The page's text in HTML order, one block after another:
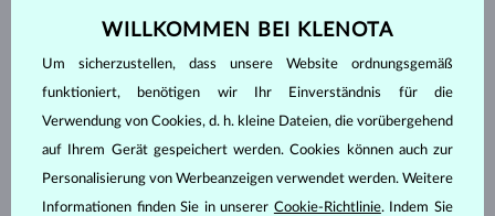
DIAMANT CHAMPAGNE DIAMANT BLAU
DIAMANT GELB DIAMANT GRÜN
SAPHIR BLAU
AQUAMARIN AMETHYST VIOLETT
WILLKOMMEN BEI KLENOTA
Um sicherzustellen, dass unsere Website ordnungsgemäß
funktioniert, benötigen wir Ihr Einverständnis für die
Verwendung von Cookies, d. h. kleine Dateien, die vorübergehend
auf Ihrem Gerät gespeichert werden. Cookies können auch zur
Personalisierung von Werbeanzeigen verwendet werden. Weitere
Informationen finden Sie in unserer Cookie-Richtlinie. Indem Sie